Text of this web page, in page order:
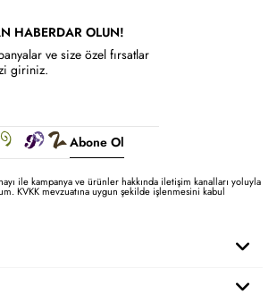
HABERDAR OLUN!
ve size özel fırsatlar
giriniz.
Abone Ol
ile kampanya ve ürünler hakkında iletişim kanalları yoluyla
KVKK mevzuatına uygun şekilde işlenmesini kabul